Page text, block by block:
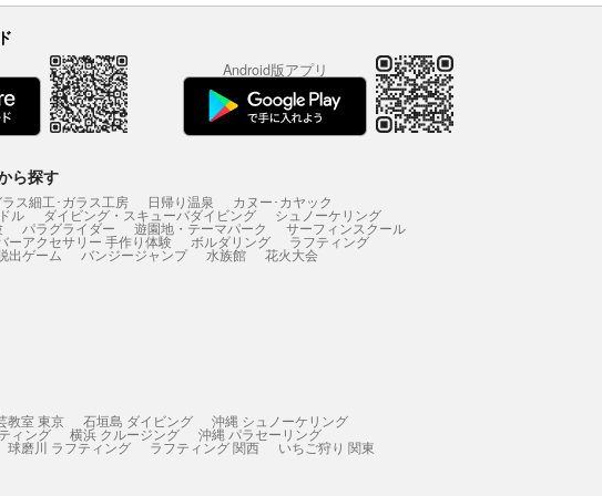
Android版アプリ
ら探す
ラス細工･ガラス工房 日帰り温泉 カヌー･カヤック
ル ダイビング・スキューバダイビング シュノーケリング
パラグライダー 遊園地・テーマパーク サーフィンスクール
ーアクセサリー 手作り体験 ボルダリング ラフティング
出ゲーム バンジージャンプ 水族館 花火大会
教室 東京 石垣島 ダイビング 沖縄 シュノーケリング
ィング 横浜 クルージング 沖縄 パラセーリング
球磨川 ラフティング ラフティング 関西 いちご狩り 関東